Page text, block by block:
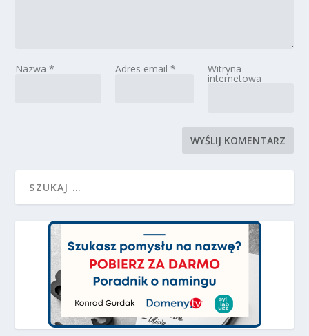
Nazwa* Adres email * Witryna
internetowa